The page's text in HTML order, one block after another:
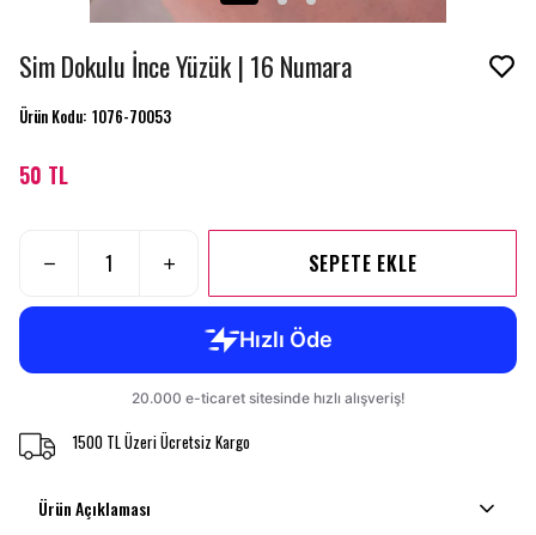
Sim Dokulu İnce Yüzük | 16 Numara
Ürün Kodu: 1076-70053
50 TL
SEPETE EKLE
1500 TL Üzeri Ücretsiz Kargo
Ürün Açıklaması